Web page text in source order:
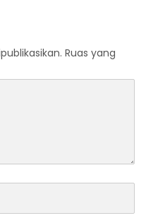
Ruas yang